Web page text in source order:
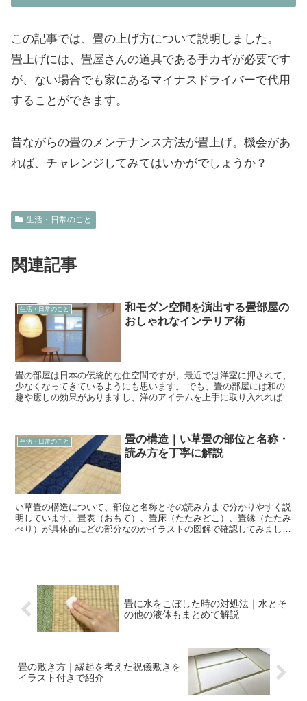
この記事では、畳の上げ方について説明しました。
畳上げには、畳屋さんの道具である手カギが必要です
が、ない場合でも家にあるマイナスドライバーで代用
することができます。
昔ながらの畳のメンテナンス方法が畳上げ。機会があ
れば、チャレンジしてみてはいかがでしょうか？
生活・日常のこと
関連記事
生活・日常のこと
和モダン空間を演出する畳部屋の
おしゃれなインテリア術
畳の部屋は日本の伝統的な住空間ですが、最近では洋室に押されて、
少なくなってきているようにも思います。 でも、畳の部屋には和の
趣や癒しの効果がありますし、洋のアイテムを上手に取り入れれば、
生活・日常のこと
畳の構造｜い草畳の部位と名称・
読み方を丁寧に解説
い草畳の構造について、部位と名称とその読み方まで分かりやすく説
明しています。畳表（おもて）、畳床（たたみどこ）、畳縁（たたみ
べり）が具体的にどの部分なのかイラストの図解で確認してみましょ
畳に水をこぼした時の対処法｜水とそ
の他の液体もまとめて解説
畳の敷き方｜縁起を考えた祝儀敷きを
イラスト付きで紹介